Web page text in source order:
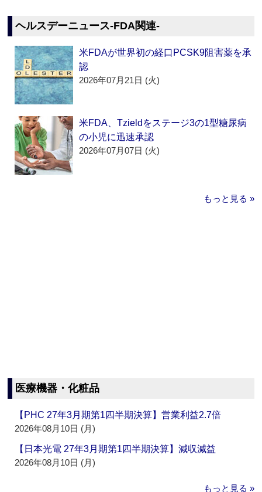
ヘルスデーニュース‐FDA関連‐
米FDAが世界初の経口PCSK9阻害薬を承
認
2026年07月21日 (火)
米FDA、Tzieldをステージ3の1型糖尿病
の小児に迅速承認
2026年07月07日 (火)
もっと見る »
医療機器・化粧品
【PHC 27年3月期第1四半期決算】営業利益2.7倍
2026年08月10日 (月)
【日本光電 27年3月期第1四半期決算】減収減益
2026年08月10日 (月)
もっと見る »